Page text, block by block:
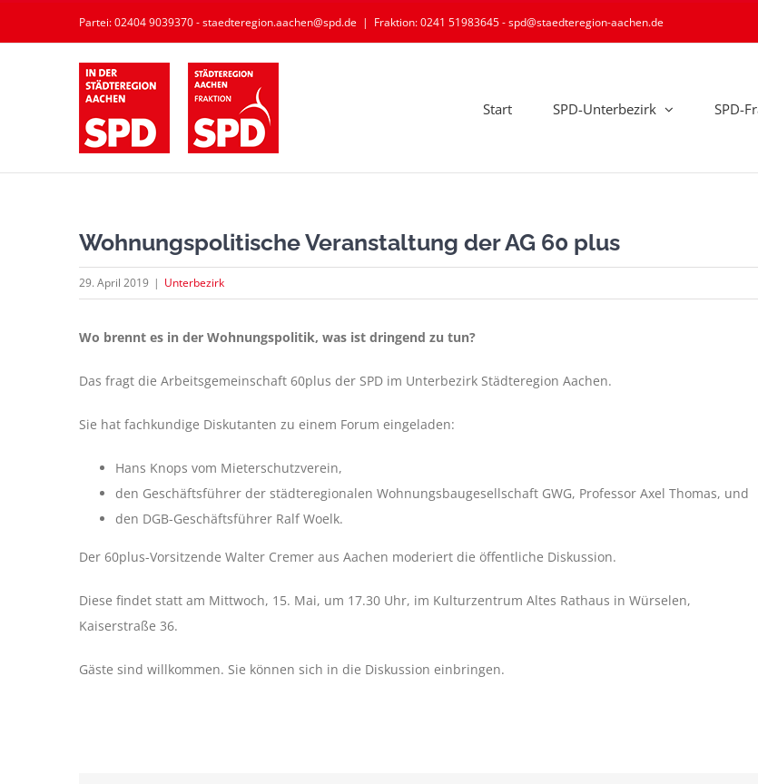
Partei: 02404 9039370 - staedteregion.aachen@spd.de | Fraktion: 0241 51983645 - spd@staedteregion-aachen.de
Start SPD-Unterbezirk SPD-
Wohnungspolitische Veranstaltung der AG 60 plus
29. April 2019 | Unterbezirk
Wo brennt es in der Wohnungspolitik, was ist dringend zu tun?
Das fragt die Arbeitsgemeinschaft 60plus der SPD im Unterbezirk Städteregion Aachen.
Sie hat fachkundige Diskutanten zu einem Forum eingeladen:
Hans Knops vom Mieterschutzverein,
den Geschäftsführer der städteregionalen Wohnungsbaugesellschaft GWG, Professor Axel Thomas, und
den DGB-Geschäftsführer Ralf Woelk.
Der 60plus-Vorsitzende Walter Cremer aus Aachen moderiert die öffentliche Diskussion.
Diese findet statt am Mittwoch, 15. Mai, um 17.30 Uhr, im Kulturzentrum Altes Rathaus in Würselen,
Kaiserstraße 36.
Gäste sind willkommen. Sie können sich in die Diskussion einbringen.